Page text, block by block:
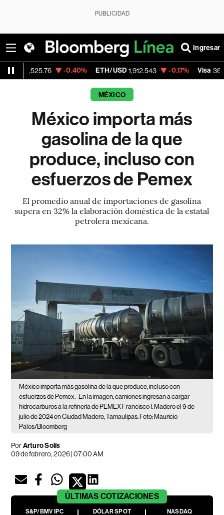
PUBLICIDAD
Ingresar
-0.40% ETH/USD 1,912.543 -0.17% Visa 369.61
MÉXICO
México importa más
gasolina de la que
produce, incluso con
esfuerzos de Pemex
El promedio anual de importaciones de gasolina
supera en 32% la elaboración doméstica de la estatal
petrolera mexicana.
México importa más gasolina de la que produce, incluso con
esfuerzos de Pemex. En la imagen, camiones ingresan a cargar
hidrocarburos a la refinería de PEMEX Francisco I. Madero el 9 de
julio de 2024 en Ciudad Madero, Tamaulipas. Foto: Mauricio
Palos/Bloomberg
PorArturo Solís
09 de febrero, 2026 | 07:00 AM
ÚLTIMAS COTIZACIONES
S&P/BMV IPC
DÓLAR SPOT
NASDAQ